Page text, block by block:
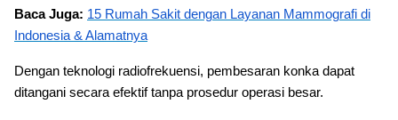
Baca Juga: 15 Rumah Sakit dengan Layanan Mammografi di
Indonesia & Alamatnya
Dengan teknologi radiofrekuensi, pembesaran konka dapat
ditangani secara efektif tanpa prosedur operasi besar.